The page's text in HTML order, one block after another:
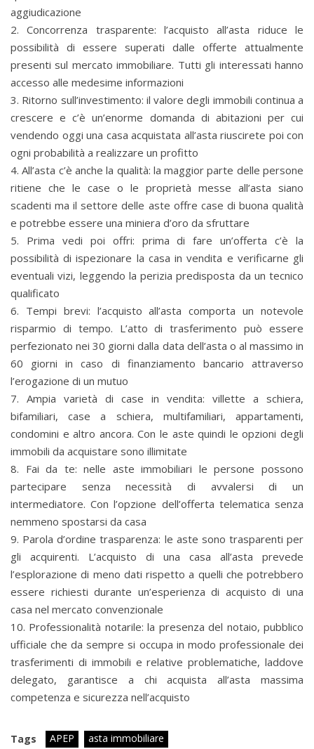
aggiudicazione
2. Concorrenza trasparente: l’acquisto all’asta riduce le
possibilità di essere superati dalle offerte attualmente
presenti sul mercato immobiliare. Tutti gli interessati hanno
accesso alle medesime informazioni
3. Ritorno sull’investimento: il valore degli immobili continua a
crescere e c’è un’enorme domanda di abitazioni per cui
vendendo oggi una casa acquistata all’asta riuscirete poi con
ogni probabilità a realizzare un profitto
4. All’asta c’è anche la qualità: la maggior parte delle persone
ritiene che le case o le proprietà messe all’asta siano
scadenti ma il settore delle aste offre case di buona qualità
e potrebbe essere una miniera d’oro da sfruttare
5. Prima vedi poi offri: prima di fare un’offerta c’è la
possibilità di ispezionare la casa in vendita e verificarne gli
eventuali vizi, leggendo la perizia predisposta da un tecnico
qualificato
6. Tempi brevi: l’acquisto all’asta comporta un notevole
risparmio di tempo. L’atto di trasferimento può essere
perfezionato nei 30 giorni dalla data dell’asta o al massimo in
60 giorni in caso di finanziamento bancario attraverso
l’erogazione di un mutuo
7. Ampia varietà di case in vendita: villette a schiera,
bifamiliari, case a schiera, multifamiliari, appartamenti,
condomini e altro ancora. Con le aste quindi le opzioni degli
immobili da acquistare sono illimitate
8. Fai da te: nelle aste immobiliari le persone possono
partecipare senza necessità di avvalersi di un
intermediatore. Con l’opzione dell’offerta telematica senza
nemmeno spostarsi da casa
9. Parola d’ordine trasparenza: le aste sono trasparenti per
gli acquirenti. L’acquisto di una casa all’asta prevede
l’esplorazione di meno dati rispetto a quelli che potrebbero
essere richiesti durante un’esperienza di acquisto di una
casa nel mercato convenzionale
10. Professionalità notarile: la presenza del notaio, pubblico
ufficiale che da sempre si occupa in modo professionale dei
trasferimenti di immobili e relative problematiche, laddove
delegato, garantisce a chi acquista all’asta massima
competenza e sicurezza nell’acquisto
Tags APEP asta immobiliare